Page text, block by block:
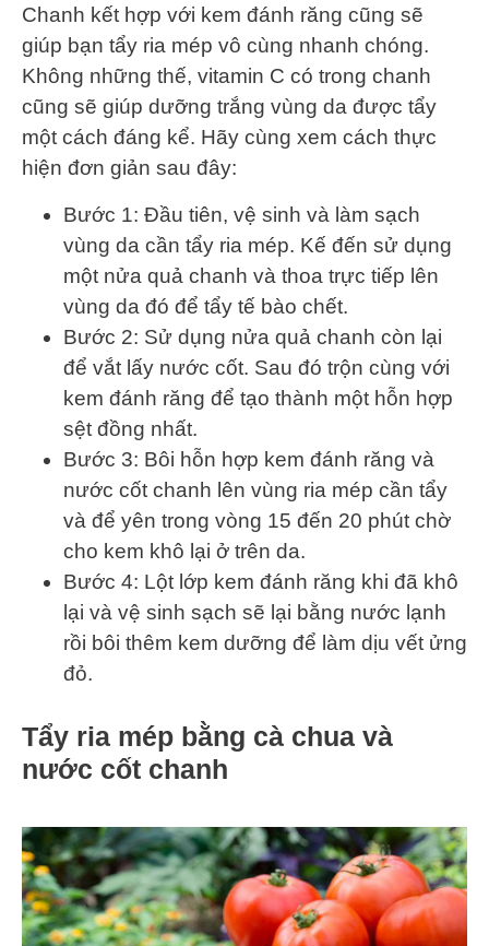
Chanh kết hợp với kem đánh răng cũng sẽ
giúp bạn tẩy ria mép vô cùng nhanh chóng.
Không những thế, vitamin C có trong chanh
cũng sẽ giúp dưỡng trắng vùng da được tẩy
một cách đáng kể. Hãy cùng xem cách thực
hiện đơn giản sau đây:
Bước 1: Đầu tiên, vệ sinh và làm sạch
vùng da cần tẩy ria mép. Kế đến sử dụng
một nửa quả chanh và thoa trực tiếp lên
vùng da đó để tẩy tế bào chết.
Bước 2: Sử dụng nửa quả chanh còn lại
để vắt lấy nước cốt. Sau đó trộn cùng với
kem đánh răng để tạo thành một hỗn hợp
sệt đồng nhất.
Bước 3: Bôi hỗn hợp kem đánh răng và
nước cốt chanh lên vùng ria mép cần tẩy
và để yên trong vòng 15 đến 20 phút chờ
cho kem khô lại ở trên da.
Bước 4: Lột lớp kem đánh răng khi đã khô
lại và vệ sinh sạch sẽ lại bằng nước lạnh
rồi bôi thêm kem dưỡng để làm dịu vết ửng
đỏ.
Tẩy ria mép bằng cà chua và
nước cốt chanh